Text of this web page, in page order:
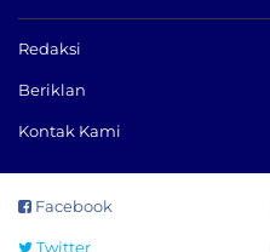
Redaksi
Beriklan
Kontak Kami
Facebook
Twitter